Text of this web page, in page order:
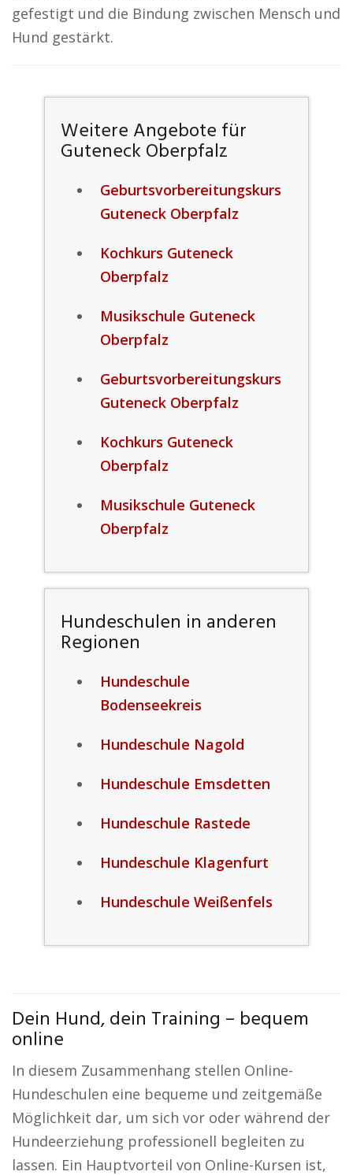
gefestigt und die Bindung zwischen Mensch und
Hund gestärkt.
Weitere Angebote für
Guteneck Oberpfalz
Geburtsvorbereitungskurs
Guteneck Oberpfalz
Kochkurs Guteneck
Oberpfalz
Musikschule Guteneck
Oberpfalz
Geburtsvorbereitungskurs
Guteneck Oberpfalz
Kochkurs Guteneck
Oberpfalz
Musikschule Guteneck
Oberpfalz
Hundeschulen in anderen
Regionen
Hundeschule
Bodenseekreis
Hundeschule Nagold
Hundeschule Emsdetten
Hundeschule Rastede
Hundeschule Klagenfurt
Hundeschule Weißenfels
Dein Hund, dein Training – bequem
online
In diesem Zusammenhang stellen Online-
Hundeschulen eine bequeme und zeitgemäße
Möglichkeit dar, um sich vor oder während der
Hundeerziehung professionell begleiten zu
lassen. Ein Hauptvorteil von Online-Kursen ist,